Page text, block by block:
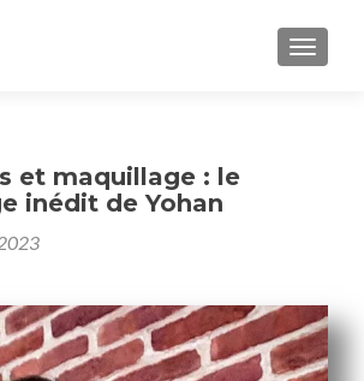
et maquillage : le
inédit de Yohan